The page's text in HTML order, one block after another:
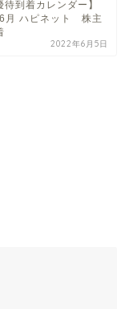
待到着カレンダー】
月 ハピネット 株主
2022年6月5日